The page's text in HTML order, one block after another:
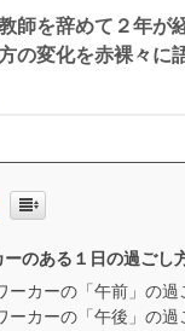
師を辞めて２年が
の変化を赤裸々に
ーのある１日の過ごし
ーカーの「午前」の過
ーカーの「午後」の過